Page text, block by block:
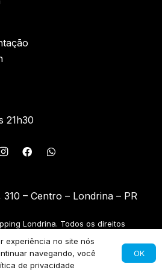
21h30
– Centro – Londrina – PR
Londrina. Todos os direitos
reservados.
FR[ON]TE
experiência no site nós
navegando, você
de privacidade
OK